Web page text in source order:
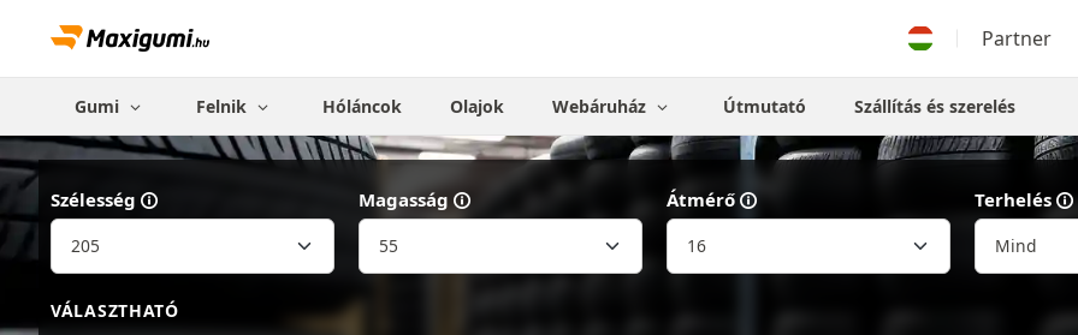
Partner
Gumi Felnik Hóláncok Olajok Webáruház Útmutató Szállítás és szerelés
Szélesség Magasság Átmérő Terhelés
VÁLASZTHATÓ